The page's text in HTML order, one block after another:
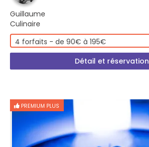
Guillaume
Culinaire
4 forfaits - de 90€ à 195€
Détail et réservation
PREMIUM PLUS